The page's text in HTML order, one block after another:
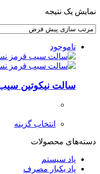
نمایش یک نتیجه
ناموجود
سالت نیکوتین
انتخاب گزینه
دسته‌های محصولات
پاد سیستم
پاد یکبار مصرف